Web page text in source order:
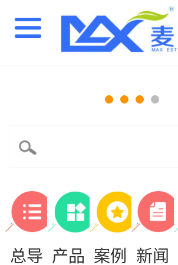
总导 产品 案例 新闻